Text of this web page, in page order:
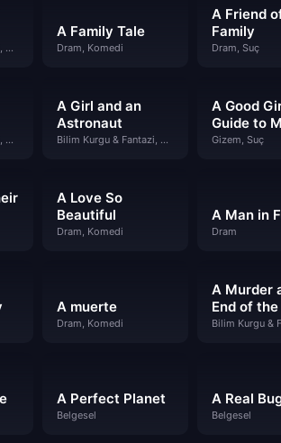
Bilim Kurgu & Fantazi, Dram
A Family Tale
Dram, Komedi
A Friend
Family
Dram, Suç
Bilim Kurgu & Fantazi, Dram
A Girl and an
Astronaut
Bilim Kurgu & Fantazi, Dram
A Good
Guide to
Gizem, Suç
A Love So
Beautiful
Dram, Komedi
A Man in
Dram
A muerte
Dram, Komedi
A Murder
End of
A Perfect Planet
Belgesel
A Real
Belgesel